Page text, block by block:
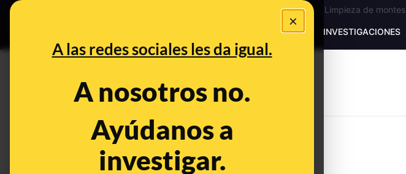
×
A las redes sociales les da igual.
A nosotros no.
Ayúdanos a
investigar.
Bulos Ceuta • Limpieza de montes
PREBUNKING INVESTIGACIONES